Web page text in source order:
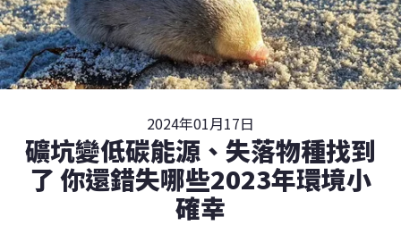
2024年01月17日
礦坑變低碳能源、失落物種找到
了 你還錯失哪些2023年環境小
確幸